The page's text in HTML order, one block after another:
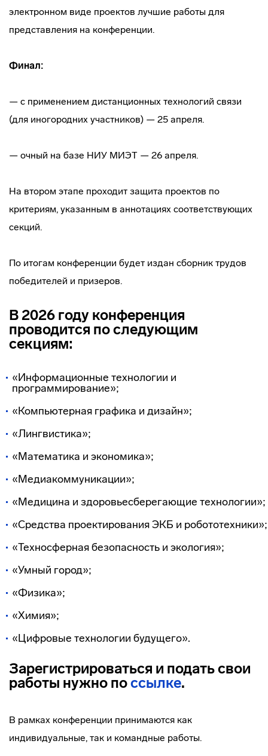
электронном виде проектов лучшие работы для
представления на конференции.
Финал:
— с применением дистанционных технологий связи
(для иногородних участников) — 25 апреля.
— очный на базе НИУ МИЭТ — 26 апреля.
На втором этапе проходит защита проектов по
критериям, указанным в аннотациях соответствующих
секций.
По итогам конференции будет издан сборник трудов
победителей и призеров.
В 2026 году конференция
проводится по следующим
секциям:
«Информационные технологии и
программирование»;
«Компьютерная графика и дизайн»;
«Лингвистика»;
«Математика и экономика»;
«Медиакоммуникации»;
«Медицина и здоровьесберегающие технологии»;
«Средства проектирования ЭКБ и робототехники»;
«Техносферная безопасность и экология»;
«Умный город»;
«Физика»;
«Химия»;
«Цифровые технологии будущего».
Зарегистрироваться и подать свои
работы нужно поссылке.
В рамках конференции принимаются как
индивидуальные, так и командные работы.